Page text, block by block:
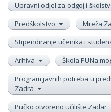
Upravni odjel za odgoj i
Predškolstvo
Mreža
Stipendiranje učenika i
Arhiva
Škola PUNa
Program javnih potreba u
Zadra
Pučko otvoreno učilište Zadar